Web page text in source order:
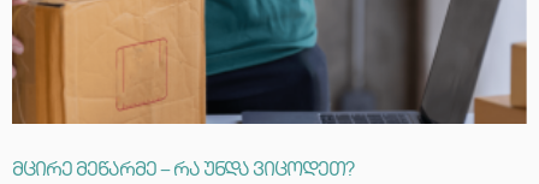
მცირე მეწარმე – რა უნდა ვიცოდეთ?